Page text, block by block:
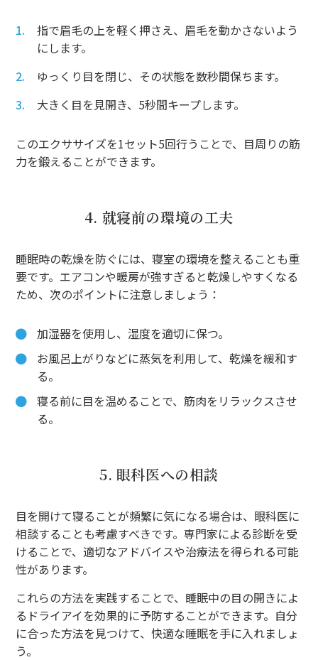
指で眉毛の上を軽く押さえ、眉毛を動かさないよう
にします。
ゆっくり目を閉じ、その状態を数秒間保ちます。
大きく目を見開き、5秒間キープします。
このエクササイズを1セット5回行うことで、目周りの筋
力を鍛えることができます。
4. 就寝前の環境の工夫
睡眠時の乾燥を防ぐには、寝室の環境を整えることも重
要です。エアコンや暖房が強すぎると乾燥しやすくなる
ため、次のポイントに注意しましょう：
加湿器を使用し、湿度を適切に保つ。
お風呂上がりなどに蒸気を利用して、乾燥を緩和す
る。
寝る前に目を温めることで、筋肉をリラックスさせ
る。
5. 眼科医への相談
目を開けて寝ることが頻繁に気になる場合は、眼科医に
相談することも考慮すべきです。専門家による診断を受
けることで、適切なアドバイスや治療法を得られる可能
性があります。
これらの方法を実践することで、睡眠中の目の開きによ
るドライアイを効果的に予防することができます。自分
に合った方法を見つけて、快適な睡眠を手に入れましょ
う。